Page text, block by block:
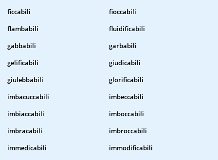
ficcabili
fioccabili
flambabili
fluidificabili
gabbabili
garbabili
gelificabili
giudicabili
giulebbabili
glorificabili
imbacuccabili
imbeccabili
imbiaccabili
imboccabili
imbracabili
imbroccabili
immedicabili
immodificabili